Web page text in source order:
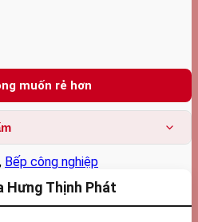
muốn rẻ hơn
, Bếp công nghiệp
Hưng Thịnh Phát